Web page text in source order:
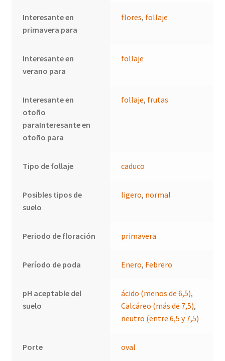
Interesante en
primavera para
flores, follaje
Interesante en
verano para
follaje
Interesante en
otoño
paraInteresante en
otoño para
follaje, frutas
Tipo de follaje caduco
Posibles tipos de
suelo
ligero, normal
Periodo de floración primavera
Período de poda Enero, Febrero
pH aceptable del
suelo
ácido (menos de 6,5),
Calcáreo (más de 7,5),
neutro (entre 6,5 y 7,5)
Porte oval